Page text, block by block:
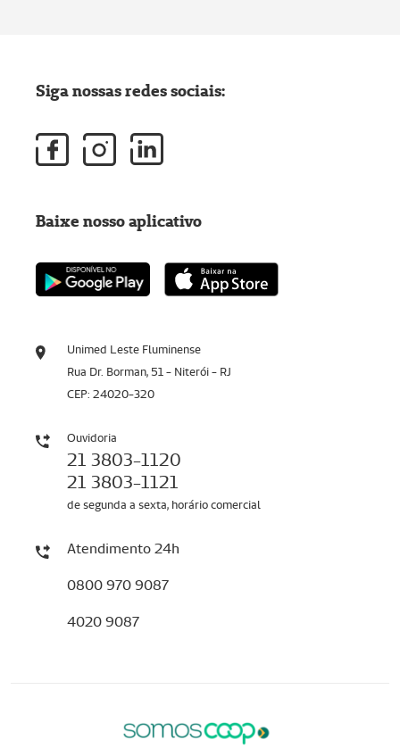
Unimed Leste Fluminense
Rua Dr. Borman, 51 - Niterói - RJ
CEP: 24020-320
Ouvidoria
21 3803-1120
21 3803-1121
de segunda a sexta, horário comercial
Atendimento 24h
0800 970 9087
4020 9087
Siga nossas redes sociais:
Baixe nosso aplicativo